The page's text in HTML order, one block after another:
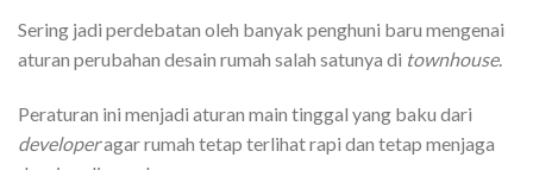
Sering jadi perdebatan oleh banyak penghuni baru mengenai
aturan perubahan desain rumah salah satunya di townhouse.
Peraturan ini menjadi aturan main tinggal yang baku dari
developeragar rumah tetap terlihat rapi dan tetap menjaga